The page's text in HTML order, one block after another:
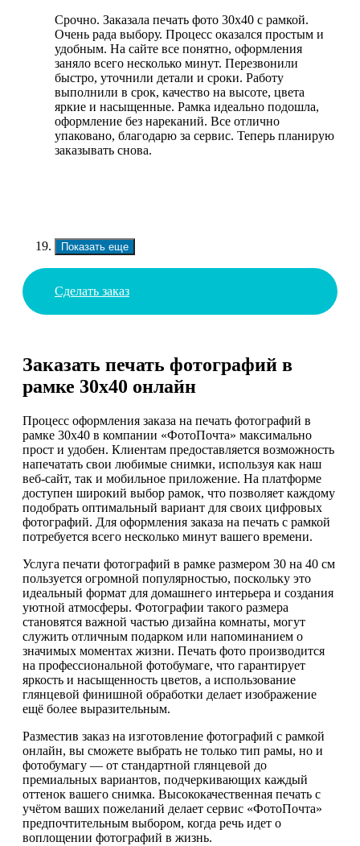
Срочно. Заказала печать фото 30х40 с рамкой.
Очень рада выбору. Процесс оказался простым и
удобным. На сайте все понятно, оформления
заняло всего несколько минут. Перезвонили
быстро, уточнили детали и сроки. Работу
выполнили в срок, качество на высоте, цвета
яркие и насыщенные. Рамка идеально подошла,
оформление без нареканий. Все отлично
упаковано, благодарю за сервис. Теперь планирую
заказывать снова.
Показать еще
Сделать заказ
Заказать печать фотографий в
рамке 30х40 онлайн
Процесс оформления заказа на печать фотографий в
рамке 30х40 в компании «ФотоПочта» максимально
прост и удобен. Клиентам предоставляется возможность
напечатать свои любимые снимки, используя как наш
веб-сайт, так и мобильное приложение. На платформе
доступен широкий выбор рамок, что позволяет каждому
подобрать оптимальный вариант для своих цифровых
фотографий. Для оформления заказа на печать с рамкой
потребуется всего несколько минут вашего времени.
Услуга печати фотографий в рамке размером 30 на 40 см
пользуется огромной популярностью, поскольку это
идеальный формат для домашнего интерьера и создания
уютной атмосферы. Фотографии такого размера
становятся важной частью дизайна комнаты, могут
служить отличным подарком или напоминанием о
значимых моментах жизни. Печать фото производится
на профессиональной фотобумаге, что гарантирует
яркость и насыщенность цветов, а использование
глянцевой финишной обработки делает изображение
ещё более выразительным.
Разместив заказ на изготовление фотографий с рамкой
онлайн, вы сможете выбрать не только тип рамы, но и
фотобумагу — от стандартной глянцевой до
премиальных вариантов, подчеркивающих каждый
оттенок вашего снимка. Высококачественная печать с
учётом ваших пожеланий делает сервис «ФотоПочта»
предпочтительным выбором, когда речь идет о
воплощении фотографий в жизнь.